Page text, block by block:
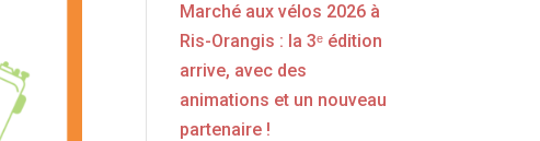
Marché aux vélos 2026 à
Ris-Orangis : la 3ᵉ édition
arrive, avec des
animations et un nouveau
partenaire !